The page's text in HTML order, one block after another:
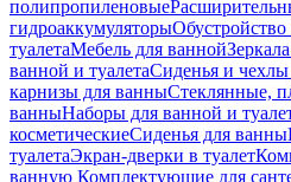
полипропиленовые
гидроаккумуляторы
туалетаМебель для ванной
ванной и туалетаСиденья и чехлы
карнизы для ванныСтеклянные,
ванныНаборы для ванной и
косметическиеСиденья для ванны
туалетаЭкран-дверки в туалет
ванную Комплектующие для